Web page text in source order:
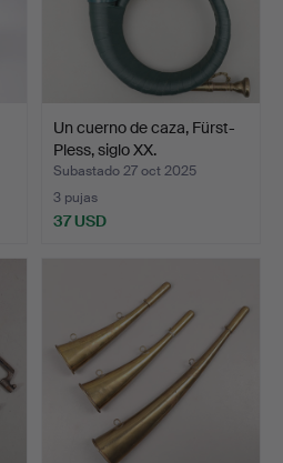
Un cuerno de caza, Fürst-
Pless, siglo XX.
Subastado 27 oct 2025
3 pujas
37 USD